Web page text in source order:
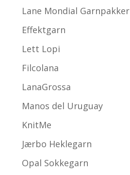
Lane Mondial Garnpakker
Effektgarn
Lett Lopi
Filcolana
LanaGrossa
Manos del Uruguay
KnitMe
Jærbo Heklegarn
Opal Sokkegarn